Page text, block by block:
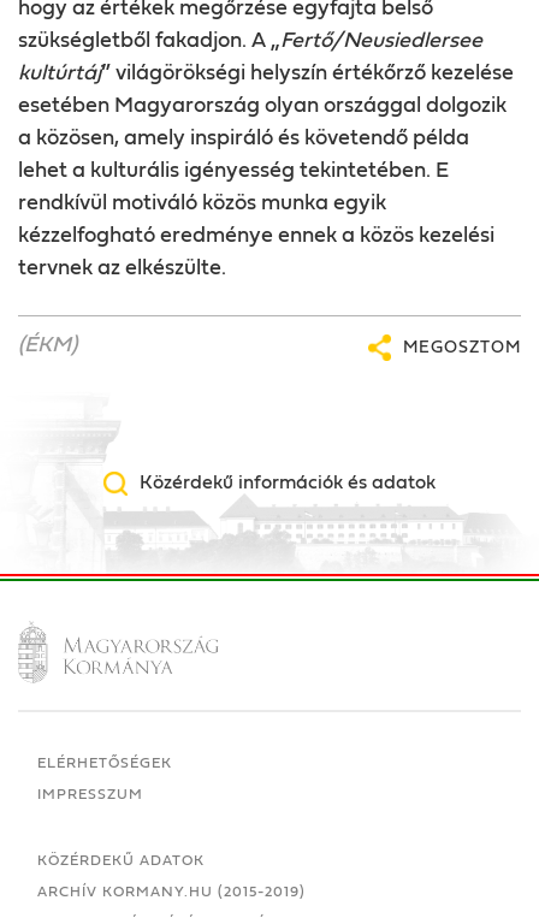
hogy az értékek megőrzése egyfajta belső
szükségletből fakadjon. A „Fertő/Neusiedlersee
kultúrtáj” világörökségi helyszín értékőrző kezelése
esetében Magyarország olyan országgal dolgozik
a közösen, amely inspiráló és követendő példa
lehet a kulturális igényesség tekintetében. E
rendkívül motiváló közös munka egyik
kézzelfogható eredménye ennek a közös kezelési
tervnek az elkészülte.
(ÉKM) MEGOSZTOM
Közérdekű információk és adatok
ELÉRHETŐSÉGEK
IMPRESSZUM
KÖZÉRDEKŰ ADATOK
ARCHÍV KORMANY.HU (2015-2019)